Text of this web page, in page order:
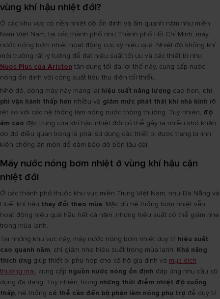
vùng khí hậu nhiệt đới?
Ở các khu vực có nền nhiệt độ ổn định và ấm quanh năm như miền
Nam Việt Nam, tại các thành phố như Thành phố Hồ Chí Minh, máy
nước nóng bơm nhiệt hoạt động cực kỳ hiệu quả. Nhiệt độ không khí
môi trường rất lý tưởng để đạt hiệu suất tối ưu và các thiết bị như
Nuos Plus của Ariston tận dụng tối đa lợi thế này, cung cấp nước
nóng ổn định với công suất tiêu thụ điện tối thiểu.
Nhờ đó, dòng máy này mang lại hiệu suất năng lượng cao hơn, chi
phí vận hành thấp hơn nhiều và giảm mức phát thải khí nhà kính rõ
rệt so với các hệ thống làm nóng nước thông thường. Tuy nhiên, độ
ẩm cao đặc trưng của khí hậu nhiệt đới có thể gây ra nhiều khó khăn,
do đó điều quan trọng là phải sử dụng các thiết bị được trang bị linh
kiện chống ăn mòn để đảm bảo độ bền lâu dài.
Máy nước nóng bơm nhiệt ở vùng khí hậu cận
nhiệt đới
Ở các thành phố thuộc khu vực miền Trung Việt Nam, như Đà Nẵng và
Huế, khí hậu thay đổi theo mùa. Mặc dù hệ thống bơm nhiệt vẫn
hoạt động hiệu quả hầu hết cả năm, nhưng hiệu suất có thể giảm nhẹ
trong mùa lạnh.
Tại những khu vực này, máy nước nóng bơm nhiệt duy trì hiệu suất
cao quanh năm, chỉ giảm nhẹ hiệu suất trong mùa lạnh. Khả năng
thích ứng giúp thiết bị phù hợp cho cả hộ gia đình và mục đích
thương mại, cung cấp nguồn nước nóng ổn định đáp ứng nhu cầu sử
dụng đa dạng. Tuy nhiên, trong những thời điểm nhiệt độ xuống
thấp, hệ thống có thể cần đến bộ phận làm nóng phụ trợ để duy trì